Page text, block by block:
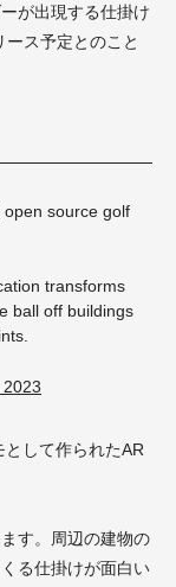
が出現する仕掛け
ス予定とのこと
open source golf
transforms
ball off buildings
して作られたAR
す。周辺の建物の
る仕掛けが面白い